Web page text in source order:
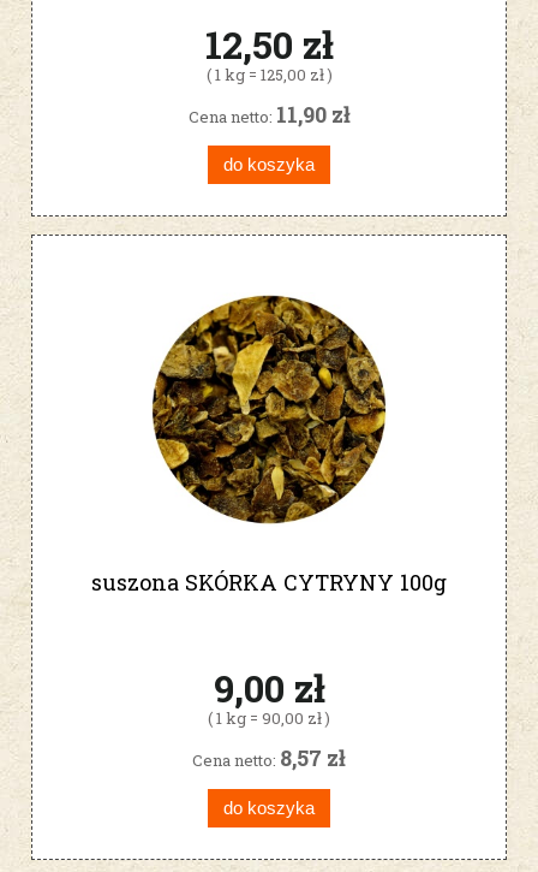
12,50 zł
( 1 kg = 125,00 zł )
Cena netto: 11,90 zł
do koszyka
suszona SKÓRKA CYTRYNY 100g
9,00 zł
( 1 kg = 90,00 zł )
Cena netto: 8,57 zł
do koszyka